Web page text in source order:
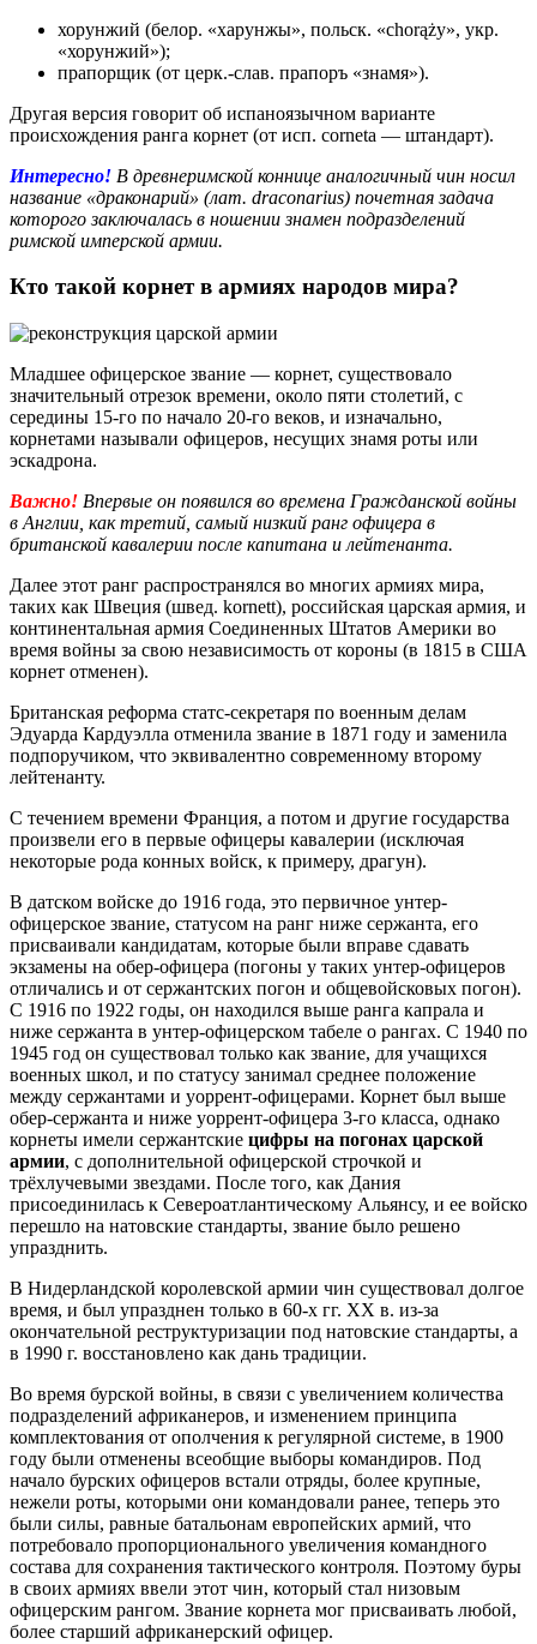
хорунжий (белор. «харунжы», польск. «chorąży», укр.
«хорунжий»);
прапорщик (от церк.-слав. прапоръ «знамя»).
Другая версия говорит об испаноязычном варианте
происхождения ранга корнет (от исп. corneta — штандарт).
Интересно! В древнеримской коннице аналогичный чин носил
название «драконарий» (лат. draconarius) почетная задача
которого заключалась в ношении знамен подразделений
римской имперской армии.
Кто такой корнет в армиях народов мира?
Младшее офицерское звание — корнет, существовало
значительный отрезок времени, около пяти столетий, с
середины 15-го по начало 20-го веков, и изначально,
корнетами называли офицеров, несущих знамя роты или
эскадрона.
Важно! Впервые он появился во времена Гражданской войны
в Англии, как третий, самый низкий ранг офицера в
британской кавалерии после капитана и лейтенанта.
Далее этот ранг распространялся во многих армиях мира,
таких как Швеция (швед. kornett), российская царская армия, и
континентальная армия Соединенных Штатов Америки во
время войны за свою независимость от короны (в 1815 в США
корнет отменен).
Британская реформа статс-секретаря по военным делам
Эдуарда Кардуэлла отменила звание в 1871 году и заменила
подпоручиком, что эквивалентно современному второму
лейтенанту.
С течением времени Франция, а потом и другие государства
произвели его в первые офицеры кавалерии (исключая
некоторые рода конных войск, к примеру, драгун).
В датском войске до 1916 года, это первичное унтер-
офицерское звание, статусом на ранг ниже сержанта, его
присваивали кандидатам, которые были вправе сдавать
экзамены на обер-офицера (погоны у таких унтер-офицеров
отличались и от сержантских погон и общевойсковых погон).
С 1916 по 1922 годы, он находился выше ранга капрала и
ниже сержанта в унтер-офицерском табеле о рангах. С 1940 по
1945 год он существовал только как звание, для учащихся
военных школ, и по статусу занимал среднее положение
между сержантами и уоррент-офицерами. Корнет был выше
обер-сержанта и ниже уоррент-офицера 3-го класса, однако
корнеты имели сержантские цифры на погонах царской
армии, с дополнительной офицерской строчкой и
трёхлучевыми звездами. После того, как Дания
присоединилась к Североатлантическому Альянсу, и ее войско
перешло на натовские стандарты, звание было решено
упразднить.
В Нидерландской королевской армии чин существовал долгое
время, и был упразднен только в 60-х гг. ХХ в. из-за
окончательной реструктуризации под натовские стандарты, а
в 1990 г. восстановлено как дань традиции.
Во время бурской войны, в связи с увеличением количества
подразделений африканеров, и изменением принципа
комплектования от ополчения к регулярной системе, в 1900
году были отменены всеобщие выборы командиров. Под
начало бурских офицеров встали отряды, более крупные,
нежели роты, которыми они командовали ранее, теперь это
были силы, равные батальонам европейских армий, что
потребовало пропорционального увеличения командного
состава для сохранения тактического контроля. Поэтому буры
в своих армиях ввели этот чин, который стал низовым
офицерским рангом. Звание корнета мог присваивать любой,
более старший африканерский офицер.